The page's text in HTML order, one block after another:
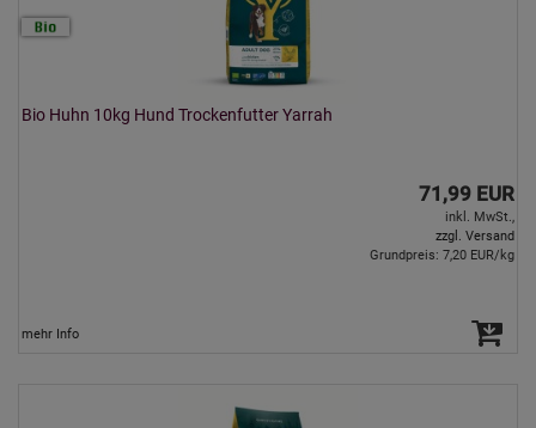
Bio Huhn 10kg Hund Trockenfutter Yarrah
71,99 EUR
inkl. MwSt.,
zzgl. Versand
Grundpreis: 7,20 EUR/kg
mehr Info